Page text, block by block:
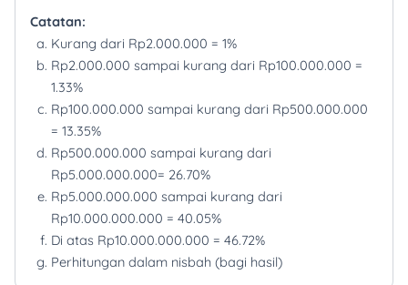
Catatan:
Kurang dari Rp2.000.000 = 1%
Rp2.000.000 sampai kurang dari Rp100.000.000 =
1.33%
Rp100.000.000 sampai kurang dari Rp500.000.000
= 13.35%
Rp500.000.000 sampai kurang dari
Rp5.000.000.000= 26.70%
Rp5.000.000.000 sampai kurang dari
Rp10.000.000.000 = 40.05%
Di atas Rp10.000.000.000 = 46.72%
Perhitungan dalam nisbah (bagi hasil)